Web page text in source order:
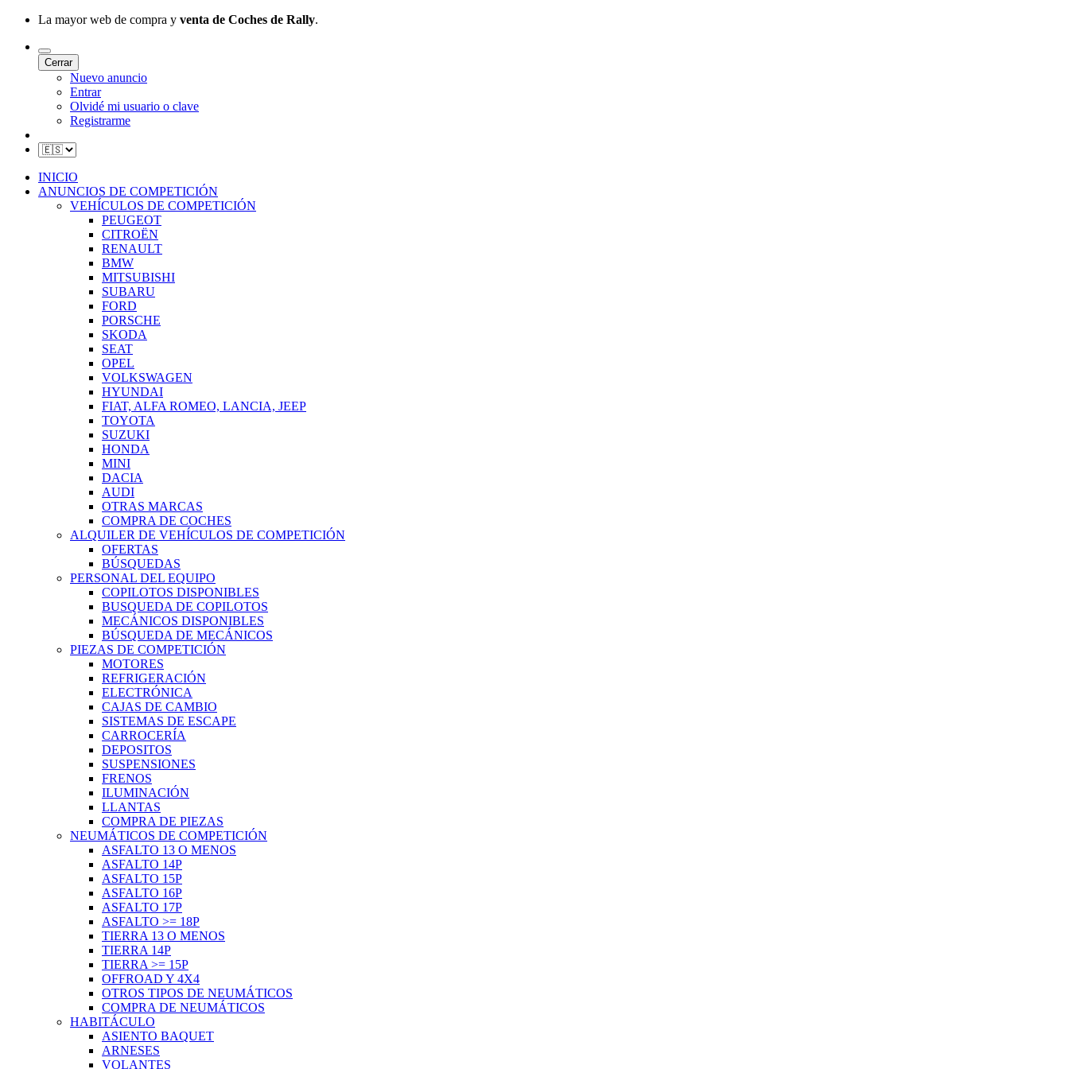
La mayor web de compra y venta de Coches de Rally.
Cerrar
Nuevo anuncio
Entrar
Olvidé mi usuario o clave
Registrarme
INICIO
ANUNCIOS DE COMPETICIÓN
VEHÍCULOS DE COMPETICIÓN
PEUGEOT
CITROËN
RENAULT
BMW
MITSUBISHI
SUBARU
FORD
PORSCHE
SKODA
SEAT
OPEL
VOLKSWAGEN
HYUNDAI
FIAT, ALFA ROMEO, LANCIA, JEEP
TOYOTA
SUZUKI
HONDA
MINI
DACIA
AUDI
OTRAS MARCAS
COMPRA DE COCHES
ALQUILER DE VEHÍCULOS DE COMPETICIÓN
OFERTAS
BÚSQUEDAS
PERSONAL DEL EQUIPO
COPILOTOS DISPONIBLES
BUSQUEDA DE COPILOTOS
MECÁNICOS DISPONIBLES
BÚSQUEDA DE MECÁNICOS
PIEZAS DE COMPETICIÓN
MOTORES
REFRIGERACIÓN
ELECTRÓNICA
CAJAS DE CAMBIO
SISTEMAS DE ESCAPE
CARROCERÍA
DEPOSITOS
SUSPENSIONES
FRENOS
ILUMINACIÓN
LLANTAS
COMPRA DE PIEZAS
NEUMÁTICOS DE COMPETICIÓN
ASFALTO 13 O MENOS
ASFALTO 14P
ASFALTO 15P
ASFALTO 16P
ASFALTO 17P
ASFALTO >= 18P
TIERRA 13 O MENOS
TIERRA 14P
TIERRA >= 15P
OFFROAD Y 4X4
OTROS TIPOS DE NEUMÁTICOS
COMPRA DE NEUMÁTICOS
HABITÁCULO
ASIENTO BAQUET
ARNESES
VOLANTES